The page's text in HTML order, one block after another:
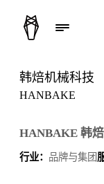
韩焙机械科技
HANBAKE
HANBAKE 韩
行业： 品牌与集团